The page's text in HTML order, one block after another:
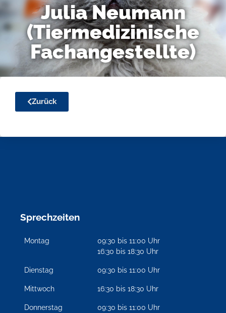
Julia Neumann
(Tiermedizinische
Fachangestellte)
Zurück
Sprechzeiten
Montag
09:30 bis 11:00 Uhr
16:30 bis 18:30 Uhr
Dienstag 09:30 bis 11:00 Uhr
Mittwoch 16:30 bis 18:30 Uhr
Donnerstag
09:30 bis 11:00 Uhr